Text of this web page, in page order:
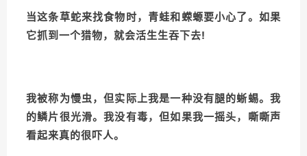
当这条草蛇来找食物时，青蛙和蝾螈要小心了。如果
它抓到一个猎物，就会活生生吞下去!
我被称为慢虫，但实际上我是一种没有腿的蜥蜴。我
的鳞片很光滑。我没有毒，但如果我一摇头，嘶嘶声
看起来真的很吓人。